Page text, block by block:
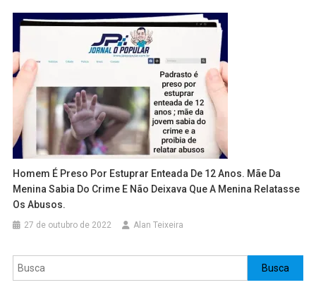
Homem É Preso Por Estuprar Enteada De 12 Anos. Mãe Da
Menina Sabia Do Crime E Não Deixava Que A Menina Relatasse
Os Abusos.
27 de outubro de 2022 Alan Teixeira
Pesquisar Busca